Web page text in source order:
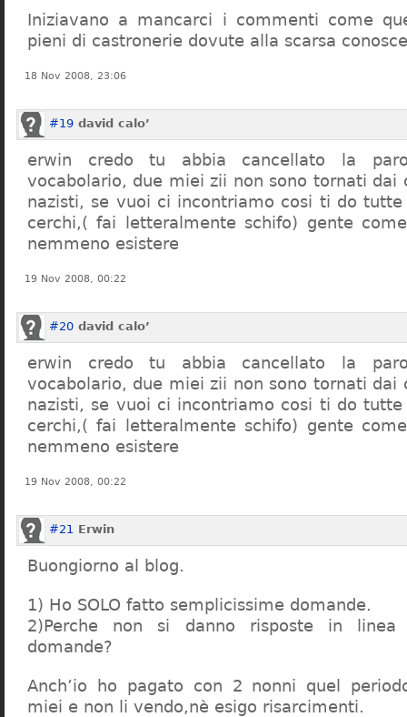
Iniziavano a mancarci i commenti come
pieni di castronerie dovute alla scarsa
18 Nov 2008, 23:06
#19 david calo’
erwin credo tu abbia cancellato la
vocabolario, due miei zii non sono tornati dai
nazisti, se vuoi ci incontriamo cosi ti do tutte
cerchi,( fai letteralmente schifo) gente
nemmeno esistere
19 Nov 2008, 00:22
#20 david calo’
erwin credo tu abbia cancellato la
vocabolario, due miei zii non sono tornati dai
nazisti, se vuoi ci incontriamo cosi ti do tutte
cerchi,( fai letteralmente schifo) gente
nemmeno esistere
19 Nov 2008, 00:22
#21 Erwin
Buongiorno al blog.
1) Ho SOLO fatto semplicissime domande.
2)Perche non si danno risposte in
domande?
Anch’io ho pagato con 2 nonni quel
miei e non li vendo,nè esigo risarcimenti.